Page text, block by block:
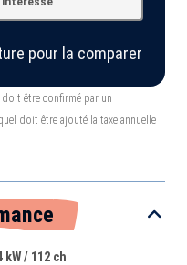
pour la comparer
être confirmé par un
doit être ajouté la taxe annuelle
kW / 112 ch